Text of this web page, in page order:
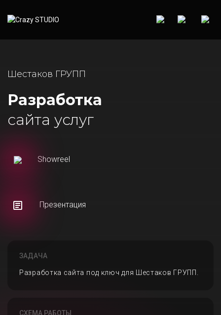
Шестаков ГРУПП
Разработка
сайта услуг
Showreel
Презентация
ЗАДАЧА
Разработка сайта под ключ для Шестаков ГРУПП.
СХЕМА РАБОТЫ